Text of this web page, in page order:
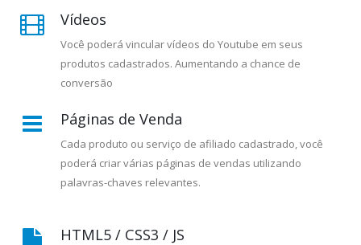
Vídeos
Você poderá vincular vídeos do Youtube em seus
produtos cadastrados. Aumentando a chance de
conversão
Páginas de Venda
Cada produto ou serviço de afiliado cadastrado, você
poderá criar várias páginas de vendas utilizando
palavras-chaves relevantes.
HTML5 / CSS3 / JS